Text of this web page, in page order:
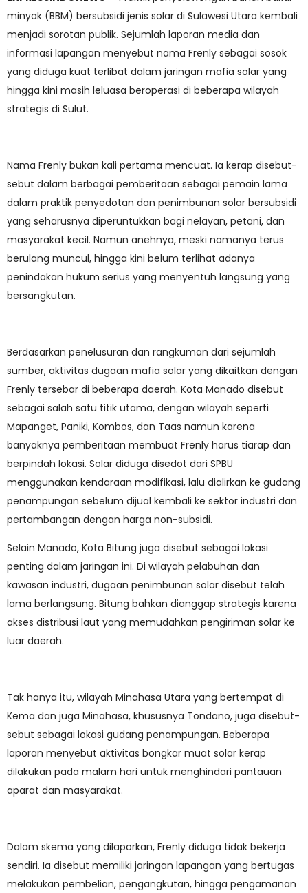
minyak (BBM) bersubsidi jenis solar di Sulawesi Utara kembali
menjadi sorotan publik. Sejumlah laporan media dan
informasi lapangan menyebut nama Frenly sebagai sosok
yang diduga kuat terlibat dalam jaringan mafia solar yang
hingga kini masih leluasa beroperasi di beberapa wilayah
strategis di Sulut.
Nama Frenly bukan kali pertama mencuat. Ia kerap disebut-
sebut dalam berbagai pemberitaan sebagai pemain lama
dalam praktik penyedotan dan penimbunan solar bersubsidi
yang seharusnya diperuntukkan bagi nelayan, petani, dan
masyarakat kecil. Namun anehnya, meski namanya terus
berulang muncul, hingga kini belum terlihat adanya
penindakan hukum serius yang menyentuh langsung yang
bersangkutan.
Berdasarkan penelusuran dan rangkuman dari sejumlah
sumber, aktivitas dugaan mafia solar yang dikaitkan dengan
Frenly tersebar di beberapa daerah. Kota Manado disebut
sebagai salah satu titik utama, dengan wilayah seperti
Mapanget, Paniki, Kombos, dan Taas namun karena
banyaknya pemberitaan membuat Frenly harus tiarap dan
berpindah lokasi. Solar diduga disedot dari SPBU
menggunakan kendaraan modifikasi, lalu dialirkan ke gudang
penampungan sebelum dijual kembali ke sektor industri dan
pertambangan dengan harga non-subsidi.
Selain Manado, Kota Bitung juga disebut sebagai lokasi
penting dalam jaringan ini. Di wilayah pelabuhan dan
kawasan industri, dugaan penimbunan solar disebut telah
lama berlangsung. Bitung bahkan dianggap strategis karena
akses distribusi laut yang memudahkan pengiriman solar ke
luar daerah.
Tak hanya itu, wilayah Minahasa Utara yang bertempat di
Kema dan juga Minahasa, khususnya Tondano, juga disebut-
sebut sebagai lokasi gudang penampungan. Beberapa
laporan menyebut aktivitas bongkar muat solar kerap
dilakukan pada malam hari untuk menghindari pantauan
aparat dan masyarakat.
Dalam skema yang dilaporkan, Frenly diduga tidak bekerja
sendiri. Ia disebut memiliki jaringan lapangan yang bertugas
melakukan pembelian, pengangkutan, hingga pengamanan